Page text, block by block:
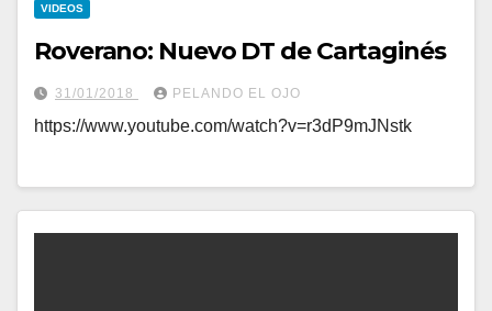
VIDEOS
Roverano: Nuevo DT de Cartaginés
31/01/2018 PELANDO EL OJO
https://www.youtube.com/watch?v=r3dP9mJNstk